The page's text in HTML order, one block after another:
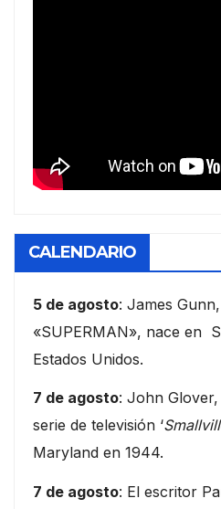
CALENDARIO
5 de agosto: James
«SUPERMAN», nace en
Estados Unidos.
7 de agosto: John
serie de televisión ‘
Maryland en 1944.
7 de agosto: El escritor